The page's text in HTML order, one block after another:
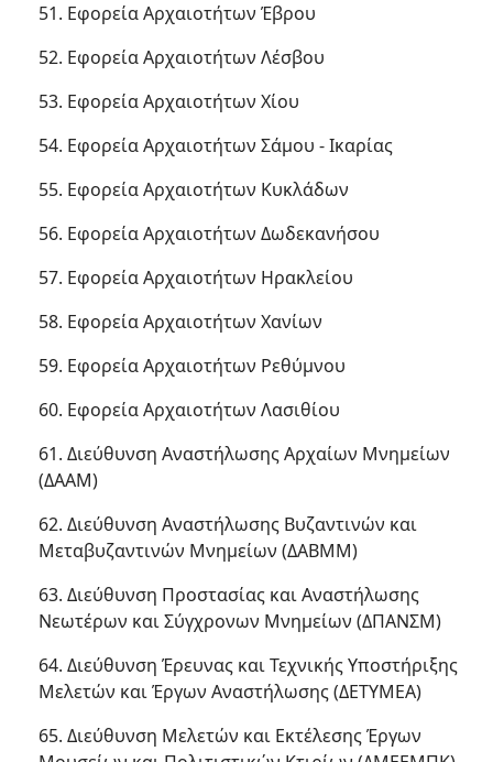
51. Εφορεία Αρχαιοτήτων Έβρου
52. Εφορεία Αρχαιοτήτων Λέσβου
53. Εφορεία Αρχαιοτήτων Χίου
54. Εφορεία Αρχαιοτήτων Σάμου - Ικαρίας
55. Εφορεία Αρχαιοτήτων Κυκλάδων
56. Εφορεία Αρχαιοτήτων Δωδεκανήσου
57. Εφορεία Αρχαιοτήτων Ηρακλείου
58. Εφορεία Αρχαιοτήτων Χανίων
59. Εφορεία Αρχαιοτήτων Ρεθύμνου
60. Εφορεία Αρχαιοτήτων Λασιθίου
61. Διεύθυνση Αναστήλωσης Αρχαίων Μνημείων
(ΔΑΑΜ)
62. Διεύθυνση Αναστήλωσης Βυζαντινών και
Μεταβυζαντινών Μνημείων (ΔΑΒΜΜ)
63. Διεύθυνση Προστασίας και Αναστήλωσης
Νεωτέρων και Σύγχρονων Μνημείων (ΔΠΑΝΣΜ)
64. Διεύθυνση Έρευνας και Τεχνικής Υποστήριξης
Μελετών και Έργων Αναστήλωσης (ΔΕΤΥΜΕΑ)
65. Διεύθυνση Μελετών και Εκτέλεσης Έργων